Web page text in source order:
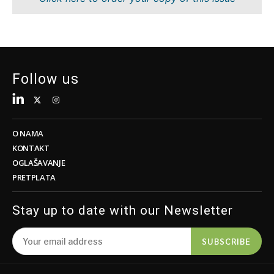
Tehnologija
Telekom
Turizam
Trgovina
Insights
Intervju
Mišljenje
Tehnologija
Transport
Mišljenje
Svijet
Analiza
Discover
Follow us
O NAMA
KONTAKT
OGLAŠAVANJE
PRETPLATA
Stay up to date with our Newsletter
SUBSCRIBE